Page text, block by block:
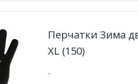
Перчатки Зима
XL (150)
..